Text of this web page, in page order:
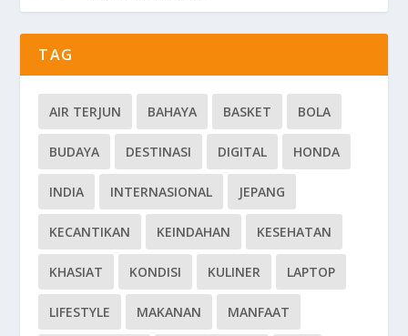
TAG
AIR TERJUN BAHAYA BASKET BOLA
BUDAYA DESTINASI DIGITAL HONDA
INDIA INTERNASIONAL JEPANG
KECANTIKAN KEINDAHAN KESEHATAN
KHASIAT KONDISI KULINER LAPTOP
LIFESTYLE MAKANAN MANFAAT